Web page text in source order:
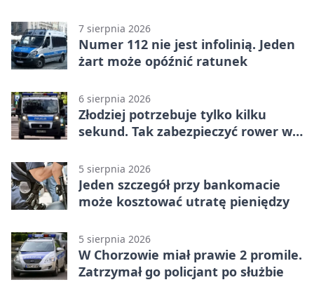
7 sierpnia 2026
Numer 112 nie jest infolinią. Jeden
żart może opóźnić ratunek
6 sierpnia 2026
Złodziej potrzebuje tylko kilku
sekund. Tak zabezpieczyć rower w
5 sierpnia 2026
Jeden szczegół przy bankomacie
może kosztować utratę pieniędzy
5 sierpnia 2026
W Chorzowie miał prawie 2 promile.
Zatrzymał go policjant po służbie